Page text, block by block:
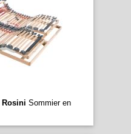
Rosini Sommier en